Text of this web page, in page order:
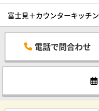
富士見＋カウンターキッチン
電話で問合わせ